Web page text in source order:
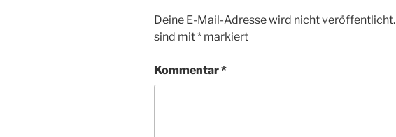
Deine E-Mail-Adresse wird nicht veröffentlicht.
sind mit* markiert
Kommentar*